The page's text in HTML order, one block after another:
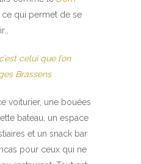
ce qui permet de se
celui que l’on
Brassens
voiturier, une bouées
bateau, un espace
et un snack bar
pour ceux qui ne